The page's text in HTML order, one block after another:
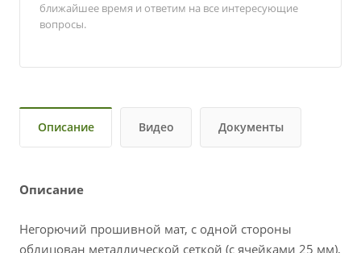
ближайшее время и ответим на все интересующие
вопросы.
Описание Видео Документы
Описание
Негорючий прошивной мат, с одной стороны
облицован металлической сеткой (с ячейками 25 мм),